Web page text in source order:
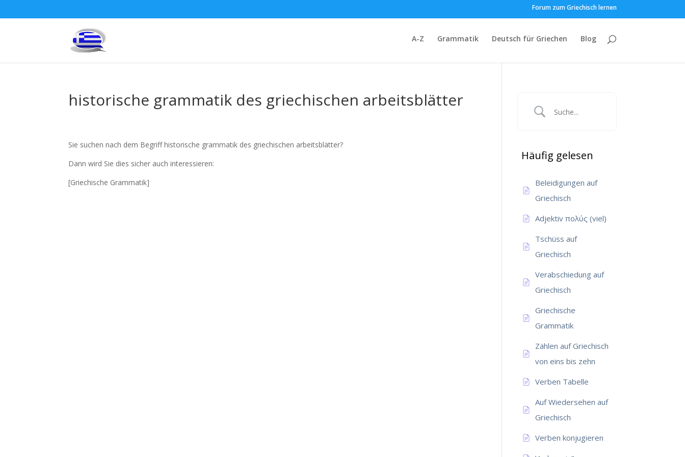
Forum zum Griechisch lernen
A-Z Grammatik Deutsch für Griechen Blog
historische grammatik des griechischen arbeitsblätter
Sie suchen nach dem Begriff historische grammatik des griechischen arbeitsblätter?
Dann wird Sie dies sicher auch interessieren:
[Griechische Grammatik]
Häufig gelesen
Beleidigungen auf
Griechisch
Adjektiv πολύς (viel)
Tschüss auf
Griechisch
Verabschiedung auf
Griechisch
Griechische
Grammatik
Zählen auf Griechisch
von eins bis zehn
Verben Tabelle
Auf Wiedersehen auf
Griechisch
Verben konjugieren